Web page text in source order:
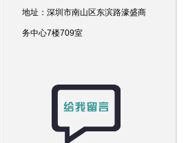
地址：深圳市南山区东滨路濠盛商
务中心7楼709室